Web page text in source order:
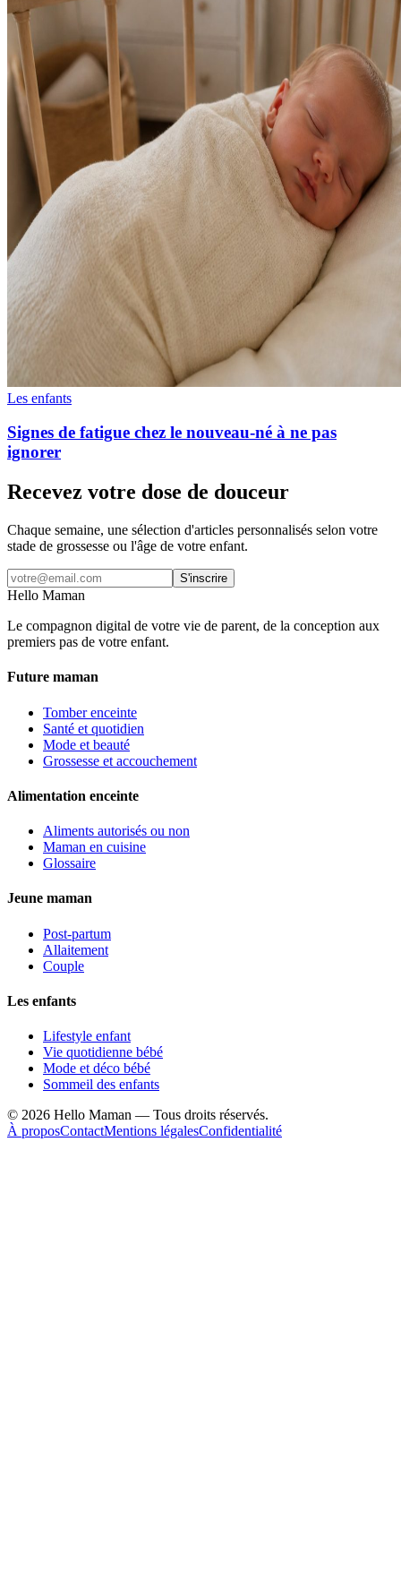
Les enfants
Signes de fatigue chez le nouveau-né à ne pas
ignorer
Recevez votre dose de douceur
Chaque semaine, une sélection d'articles personnalisés selon votre
stade de grossesse ou l'âge de votre enfant.
S'inscrire
Hello Maman
Le compagnon digital de votre vie de parent, de la conception aux
premiers pas de votre enfant.
Future maman
Tomber enceinte
Santé et quotidien
Mode et beauté
Grossesse et accouchement
Alimentation enceinte
Aliments autorisés ou non
Maman en cuisine
Glossaire
Jeune maman
Post-partum
Allaitement
Couple
Les enfants
Lifestyle enfant
Vie quotidienne bébé
Mode et déco bébé
Sommeil des enfants
© 2026 Hello Maman — Tous droits réservés.
À proposContactMentions légalesConfidentialité